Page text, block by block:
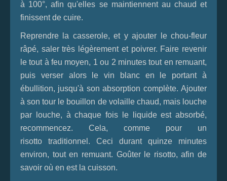
à 100°, afin qu'elles se maintiennent au chaud et
finissent de cuire.
Reprendre la casserole, et y ajouter le chou-fleur
râpé, saler très légèrement et poivrer. Faire revenir
le tout à feu moyen, 1 ou 2 minutes tout en remuant,
puis verser alors le vin blanc en le portant à
ébullition, jusqu'à son absorption complète. Ajouter
à son tour le bouillon de volaille chaud, mais louche
par louche, à chaque fois le liquide est absorbé,
recommencez. Cela, comme pour un
risotto traditionnel. Ceci durant quinze minutes
environ, tout en remuant. Goûter le risotto, afin de
savoir où en est la cuisson.